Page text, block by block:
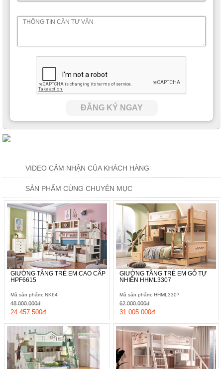
ĐĂNG KÝ NGAY
VIDEO CẢM NHẬN CỦA KHÁCH HÀNG
SẢN PHẨM CÙNG CHUYÊN MỤC
GIƯỜNG TẦNG TRẺ EM CAO CẤP
HPF6615
Mã sản phẩm: NK64
24.457.500đ
48.000.000đ
GIƯỜNG TẦNG TRẺ EM GỖ TỰ
NHIÊN HHML3307
Mã sản phẩm: HHML3307
31.005.000đ
62.000.000đ